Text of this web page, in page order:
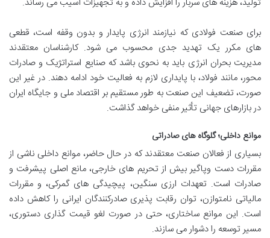
برای صنعت فولادی که نیازمند انرژی پایدار و بدون وقفه است، قطعی
های مکرر یک تهدید جدی محسوب می شود. کارشناسان معتقدند
مدیریت بحران انرژی باید به نحوی باشد که صنایع استراتژیک و صادرات
محور، مانند فولاد، با پایداری لازم به فعالیت خود ادامه دهند. در غیر این
صورت، تضعیف این صنعت به طور مستقیم بر اقتصاد ملی و جایگاه ایران
در بازارهای جهانی تأثیر منفی خواهد گذاشت.
موانع داخلی؛ گلوگاه های صادراتی
بسیاری از فعالان صنعت معتقدند که در حال حاضر، موانع داخلی ناشی از
مقررات دست وپاگیر بیش از تحریم های خارجی، مانع اصلی پیشرفت و
صادرات است. تعهدات ارزی سنگین، پیچیدگی های گمرکی، و مقررات
مالیاتی نامتوازن، توان رقابت پذیری صادرکنندگان ایرانی را کاهش داده
است. این موانع ساختاری، حتی در صورت لغو قیمت گذاری دستوری،
مسیر توسعه را دشوار می سازند.